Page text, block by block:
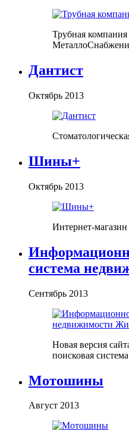
Трубная
Дантист
Октябрь 2013
Шины+
Октябрь 2013
Интернет-
система
Сентябрь 2013
Новая версия
поисковая
Мотошины
Август 2013